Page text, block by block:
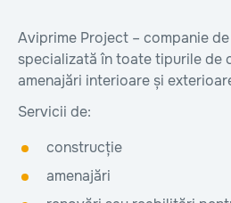
Aviprime Project – companie
specializată în toate tipurile de
amenajări interioare și
Servicii de:
construcție
amenajări